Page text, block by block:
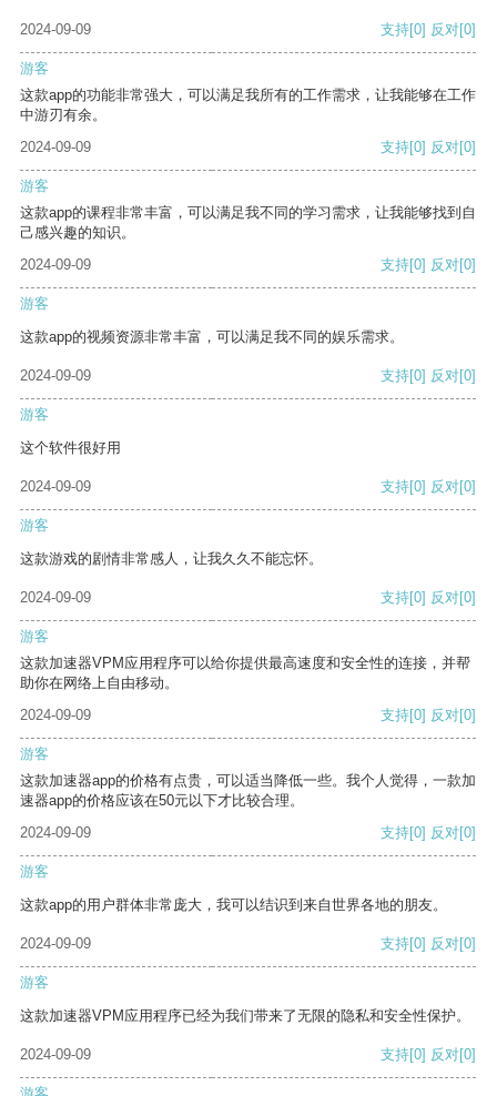
2024-09-09 支持[0] 反对[0]
游客
这款app的功能非常强大，可以满足我所有的工作需求，让我能够在工作
中游刃有余。
2024-09-09
支持[0] 反对[0]
游客
这款app的课程非常丰富，可以满足我不同的学习需求，让我能够找到自
己感兴趣的知识。
2024-09-09
支持[0] 反对[0]
游客
这款app的视频资源非常丰富，可以满足我不同的娱乐需求。
2024-09-09 支持[0] 反对[0]
游客
这个软件很好用
2024-09-09 支持[0] 反对[0]
游客
这款游戏的剧情非常感人，让我久久不能忘怀。
2024-09-09 支持[0] 反对[0]
游客
这款加速器VPM应用程序可以给你提供最高速度和安全性的连接，并帮
助你在网络上自由移动。
2024-09-09
支持[0] 反对[0]
游客
这款加速器app的价格有点贵，可以适当降低一些。我个人觉得，一款加
速器app的价格应该在50元以下才比较合理。
2024-09-09
支持[0] 反对[0]
游客
这款app的用户群体非常庞大，我可以结识到来自世界各地的朋友。
2024-09-09 支持[0] 反对[0]
游客
这款加速器VPM应用程序已经为我们带来了无限的隐私和安全性保护。
2024-09-09 支持[0] 反对[0]